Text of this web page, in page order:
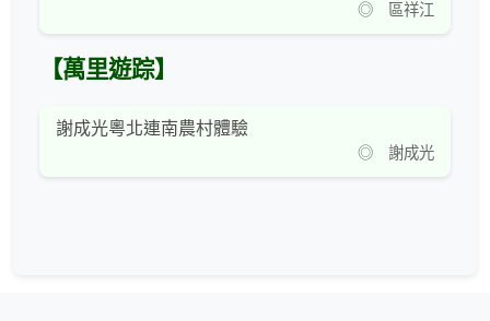
◎ 區祥江
【萬里遊踪】
謝成光粵北連南農村體驗
◎ 謝成光